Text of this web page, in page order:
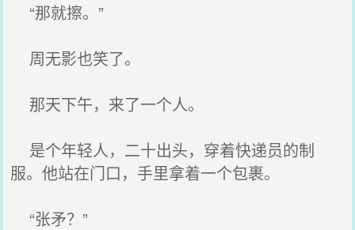
“那就擦。”
周无影也笑了。
那天下午，来了一个人。
是个年轻人，二十出头，穿着快递员的制
服。他站在门口，手里拿着一个包裹。
“张矛？”